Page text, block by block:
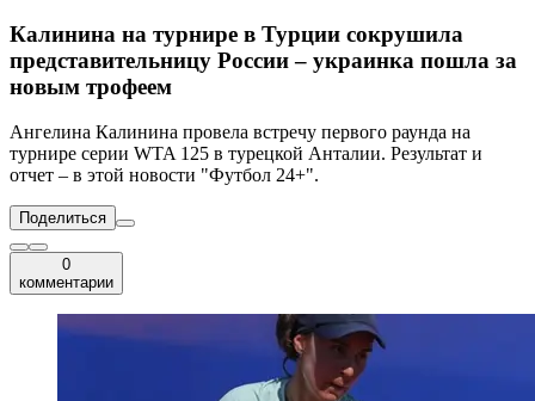
Калинина на турнире в Турции сокрушила
представительницу России – украинка пошла за
новым трофеем
Ангелина Калинина провела встречу первого раунда на
турнире серии WTA 125 в турецкой Анталии. Результат и
отчет – в этой новости "Футбол 24+".
Поделиться
0
комментарии